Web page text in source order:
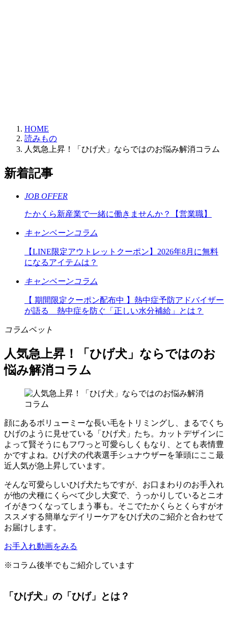
HOME
読みもの
人気急上昇！「ひげ犬」ならではのお悩み解消コラム
新着記事
JOB OFFER
たかくら新産業で一緒に働きませんか？【営業職】
キャンペーンコラム
【LINE限定アウトレットクーポン】2026年8月に無料
になるアイテムは？
キャンペーンコラム
【 期間限定クーポン配布中 】熱中症予防アドバイザー
が語る 熱中症を防ぐ「正しい水分補給」とは？
コラムペット
人気急上昇！「ひげ犬」ならではのお
悩み解消コラム
顔にあるボリューミーな長い毛をトリミングし、まるでくち
ひげのように見せている「ひげ犬」たち。カットデザインに
よって賢そうにもフワっと可愛らしくもなり、とても表情豊
かですよね。ひげ犬の代表選手シュナウザーを筆頭にここ最
近人気が急上昇しています。
そんな可愛らしいひげ犬たちですが、お口まわりのお手入れ
が他の犬種にくらべて少し大変で、うっかりしているとニオ
イがきつくなってしまう事も。そこでたかくらとくらすがオ
ススメする簡単なデイリーケアをひげ犬のご紹介と合わせて
お届けします。
お手入れ動画をみる
※コラム後半でもご紹介しています
「ひげ犬」の「ひげ」とは？